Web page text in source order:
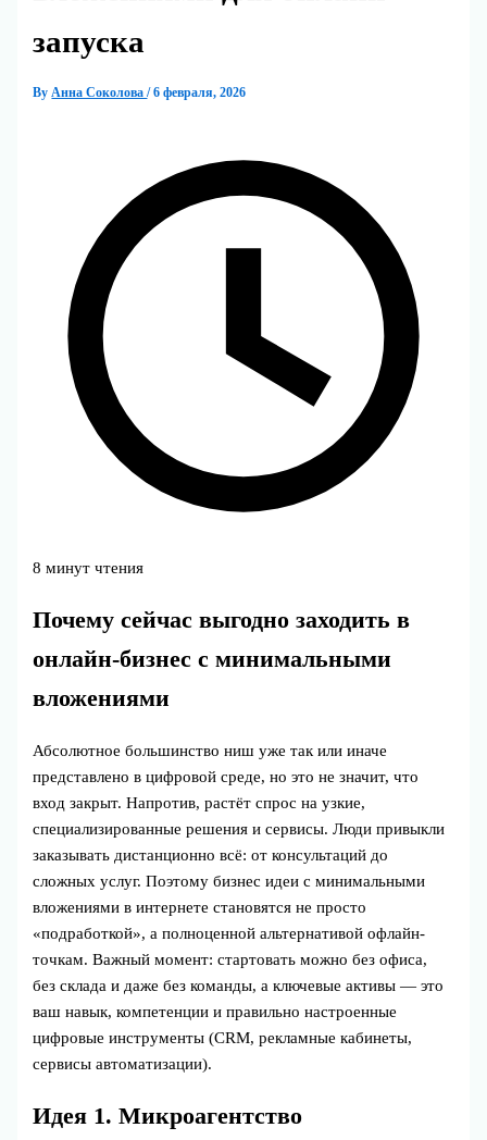
запуска
By Анна Соколова/6 февраля, 2026
8 минут чтения
Почему сейчас выгодно заходить в
онлайн-бизнес с минимальными
вложениями
Абсолютное большинство ниш уже так или иначе
представлено в цифровой среде, но это не значит, что
вход закрыт. Напротив, растёт спрос на узкие,
специализированные решения и сервисы. Люди привыкли
заказывать дистанционно всё: от консультаций до
сложных услуг. Поэтому бизнес идеи с минимальными
вложениями в интернете становятся не просто
«подработкой», а полноценной альтернативой офлайн-
точкам. Важный момент: стартовать можно без офиса,
без склада и даже без команды, а ключевые активы — это
ваш навык, компетенции и правильно настроенные
цифровые инструменты (CRM, рекламные кабинеты,
сервисы автоматизации).
Идея 1. Микроагентство